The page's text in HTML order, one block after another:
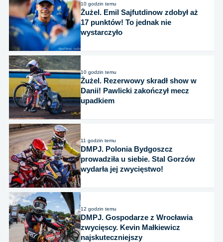
10 godzin temu
Żużel. Emil Sajfutdinow zdobył aż
17 punktów! To jednak nie
wystarczyło
10 godzin temu
Żużel. Rezerwowy skradł show w
Danii! Pawlicki zakończył mecz
upadkiem
11 godzin temu
DMPJ. Polonia Bydgoszcz
prowadziła u siebie. Stal Gorzów
wydarła jej zwycięstwo!
12 godzin temu
DMPJ. Gospodarze z Wrocławia
zwycięscy. Kevin Małkiewicz
najskuteczniejszy